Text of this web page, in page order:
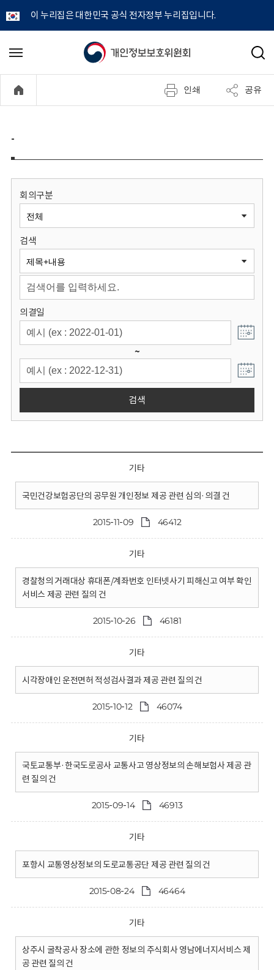
이 누리집은 대한민국 공식 전자정부 누리집입니다.
개
정
보
원
회
메
기
검
인쇄 공유
-
회의구분
검색
의결일
~
검색
기타
국민건강보험공단의 공무원 개인정보 제공 관련 심의·의결 건
2015-11-09 46412
기타
경찰청의 거래대상 휴대폰/계좌번호 인터넷사기 피해신고 여부 확인
서비스 제공 관련 질의 건
2015-10-26 46181
기타
시각장애인 운전면허 적성검사결과 제공 관련 질의 건
2015-10-12 46074
기타
국토교통부·한국도로공사 교통사고 영상정보의 손해보험사 제공 관
련 질의 건
2015-09-14 46913
기타
포항시 교통영상정보의 도로교통공단 제공 관련 질의 건
2015-08-24 46464
기타
상주시 굴착공사 장소에 관한 정보의 주식회사 영남에너지서비스 제
공 관련 질의 건